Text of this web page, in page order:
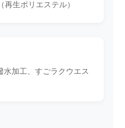
再生ポリエステル）
水加工、すごラクウエス